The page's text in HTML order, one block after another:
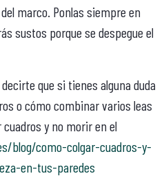
marco. Ponlas siempre en
sustos porque se despegue el
que si tienes alguna duda
o cómo combinar varios leas
y no morir en el
blog/como-colgar-cuadros-y-
en-tus-paredes